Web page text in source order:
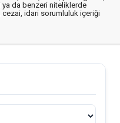
ya da benzeri niteliklerde
idari sorumluluk içeriği